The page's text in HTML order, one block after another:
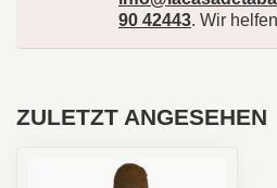
90 42443. Wir
ZULETZT ANGESEHEN